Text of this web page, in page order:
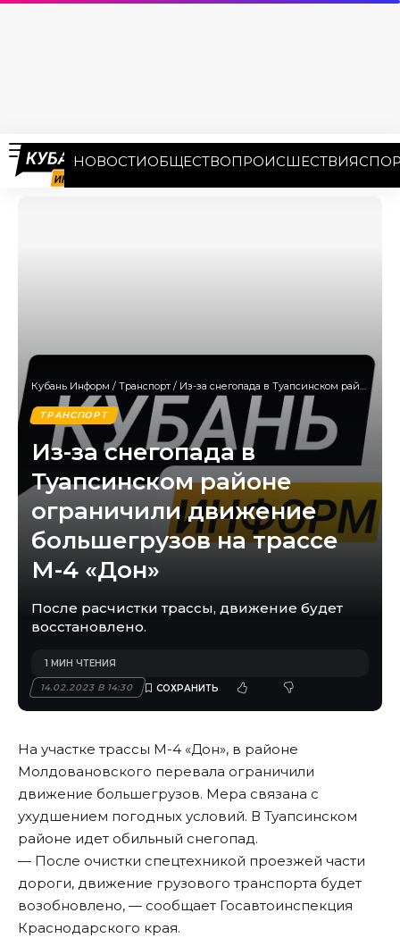
НОВОСТИОБЩЕСТВОПРОИСШЕСТВИЯ
Кубань Информ / Транспорт / Из-за снегопада в Туапсинском районе ограничили движение большегрузов на трассе М-4 «Дон»
ТРАНСПОРТ
Из-за снегопада в
Туапсинском районе
ограничили движение
большегрузов на трассе
М-4 «Дон»
После расчистки трассы, движение будет
восстановлено.
14.02.2023 В 14:30
1 МИН ЧТЕНИЯ
На участке трассы М-4 «Дон», в районе
Молдовановского перевала ограничили
движение большегрузов. Мера связана с
ухудшением погодных условий. В Туапсинском
районе идет обильный снегопад.
— После очистки спецтехникой проезжей части
дороги, движение грузового транспорта будет
возобновлено, — сообщает Госавтоинспекция
Краснодарского края.